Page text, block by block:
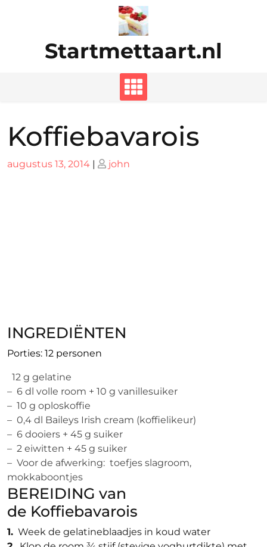
Startmettaart.nl
Koffiebavarois
Geplaatst
augustus 13, 2014 | Geplaatst
john
INGREDIËNTEN
Porties: 12 personen
12 g gelatine
– 6 dl volle room + 10 g vanillesuiker
– 10 g oploskoffie
– 0,4 dl Baileys Irish cream (koffielikeur)
– 6 dooiers + 45 g suiker
– 2 eiwitten + 45 g suiker
– Voor de afwerking: toefjes slagroom,
mokkaboontjes
BEREIDING van
de Koffiebavarois
1. Week de gelatineblaadjes in koud water